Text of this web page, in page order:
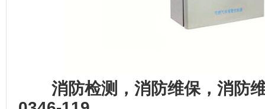
消防检测，消防维保，消防